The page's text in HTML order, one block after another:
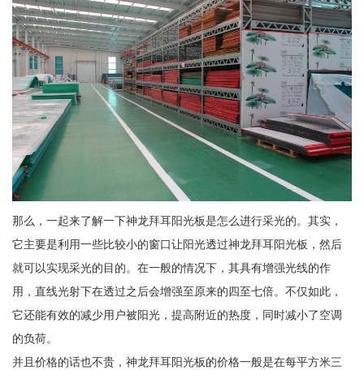
那么，一起来了解一下神龙拜耳阳光板是怎么进行采光的。其实，
它主要是利用一些比较小的窗口让阳光透过神龙拜耳阳光板，然后
就可以实现采光的目的。在一般的情况下，其具有增强光线的作
用，直线光射下在透过之后会增强至原来的四至七倍。不仅如此，
它还能有效的减少用户被阳光，提高附近的热度，同时减小了空调
的负荷。
并且价格的话也不贵，神龙拜耳阳光板的价格一般是在每平方米三